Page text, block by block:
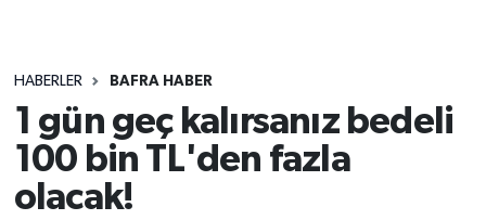
HABERLER BAFRA HABER
1 gün geç kalırsanız bedeli
100 bin TL'den fazla
olacak!